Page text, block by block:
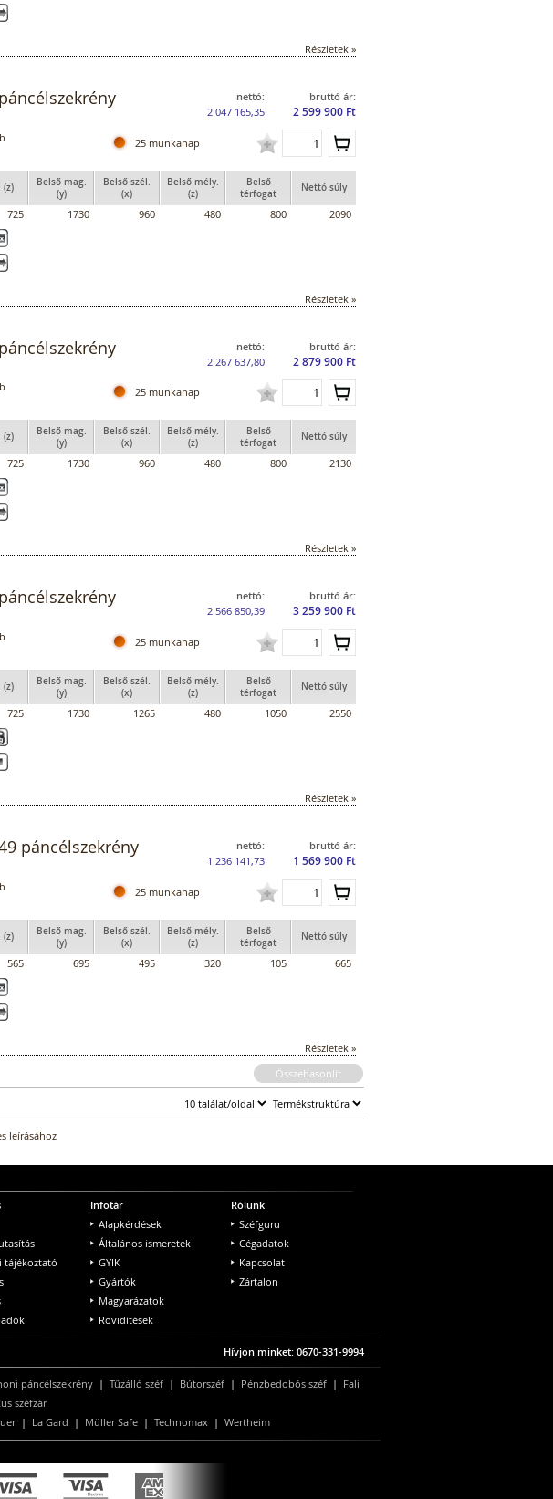
Részletek »
nettó:
2 047 165,35
bruttó ár:
2 599 900 Ft
25 munkanap
(z)
Belső mag.
(y)
Belső szél.
(x)
Belső mély.
(z)
Belső
térfogat
Nettó súly
725 1730 960 480 800 2090
Részletek »
nettó:
2 267 637,80
bruttó ár:
2 879 900 Ft
25 munkanap
(z)
Belső mag.
(y)
Belső szél.
(x)
Belső mély.
(z)
Belső
térfogat
Nettó súly
725 1730 960 480 800 2130
Részletek »
nettó:
2 566 850,39
bruttó ár:
3 259 900 Ft
25 munkanap
(z)
Belső mag.
(y)
Belső szél.
(x)
Belső mély.
(z)
Belső
térfogat
Nettó súly
725 1730 1265 480 1050 2550
Részletek »
nettó:
1 236 141,73
bruttó ár:
1 569 900 Ft
páncélszekrény
25 munkanap
(z)
Belső mag.
(y)
Belső szél.
(x)
Belső mély.
(z)
Belső
térfogat
Nettó súly
565 695 495 320 105 665
Részletek »
Összehasonlít
leírásához
tájékoztató
Infotár
Alapkérdések
Általános ismeretek
GYIK
Gyártók
Magyarázatok
Rövidítések
Rólunk
Széfguru
Cégadatok
Kapcsolat
Zártalon
Hívjon minket: 0670-331-9994
páncélszekrény| Tűzálló széf| Bútorszéf| Pénzbedobós széf| Fali
széfzár
| La Gard | Müller Safe | Technomax | Wertheim